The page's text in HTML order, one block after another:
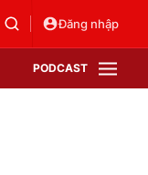
Đăng nhập
PODCAST